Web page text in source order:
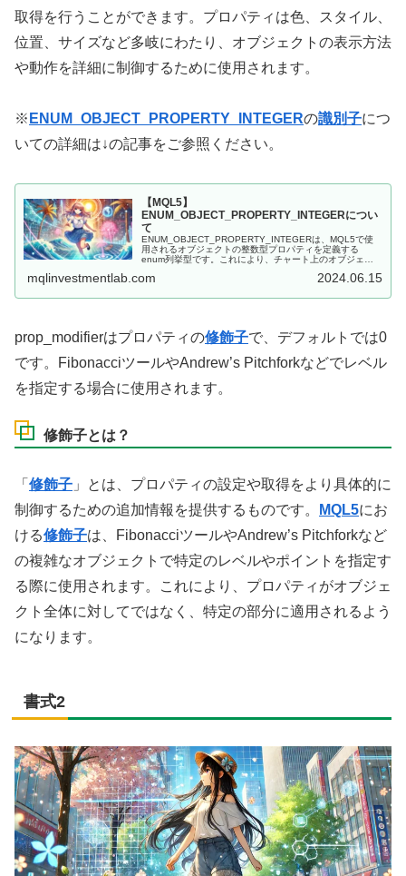
取得を行うことができます。プロパティは色、スタイル、
位置、サイズなど多岐にわたり、オブジェクトの表示方法
や動作を詳細に制御するために使用されます。
※ ENUM_OBJECT_PROPERTY_INTEGERの識別子につ
いての詳細は↓の記事をご参照ください。
【MQL5】
ENUM_OBJECT_PROPERTY_INTEGERについ
て
ENUM_OBJECT_PROPERTY_INTEGERは、MQL5で使
用されるオブジェクトの整数型プロパティを定義する
enum列挙型です。これにより、チャート上のオブジェク
取得を行うこと...
mqlinvestmentlab.com 2024.06.15
prop_modifierはプロパティの修飾子で、デフォルトでは0
です。FibonacciツールやAndrew’s Pitchforkなどでレベル
を指定する場合に使用されます。
修飾子とは？
「 修飾子 」とは、プロパティの設定や取得をより具体的に
制御するための追加情報を提供するものです。
MQL5にお
ける修飾子は、FibonacciツールやAndrew’s Pitchforkなど
の複雑なオブジェクトで特定のレベルやポイントを指定す
る際に使用されます。これにより、プロパティがオブジェ
クト全体に対してではなく、特定の部分に適用されるよう
になります。
書式2